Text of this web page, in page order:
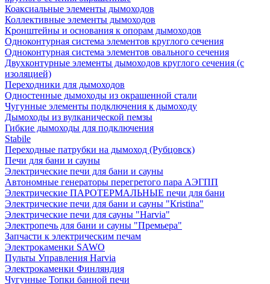
Коаксиальные элементы дымоходов
Коллективные элементы дымоходов
Кронштейны и основания к опорам дымоходов
Одноконтурная система элементов круглого сечения
Одноконтурная система элементов овального сечения
Двухконтурные элементы дымоходов круглого сечения (с
изоляцией)
Переходники для дымоходов
Одностенные дымоходы из окрашенной стали
Чугунные элементы подключения к дымоходу
Дымоходы из вулканической пемзы
Гибкие дымоходы для подключения
Stabile
Переходные патрубки на дымоход (Рубцовск)
Печи для бани и сауны
Электрические печи для бани и сауны
Автономные генераторы перегретого пара АЭГПП
Электрические ПАРОТЕРМАЛЬНЫЕ печи для бани
Электрические печи для бани и сауны "Кristina"
Электрические печи для сауны "Harvia"
Электропечь для бани и сауны "Премьера"
Запчасти к электрическим печам
Электрокаменки SAWO
Пульты Управления Harvia
Электрокаменки Финляндия
Чугунные Топки банной печи